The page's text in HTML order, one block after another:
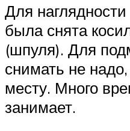
Для
была снята
(шпуля). Для
снимать не
месту. Много
занимает.